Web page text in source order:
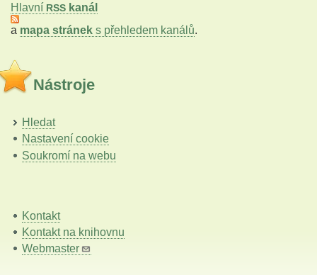
Hlavní RSS kanál
a mapa stránek s přehledem kanálů.
Nástroje
Hledat
Nastavení cookie
Soukromí na webu
Kontakt
Kontakt na knihovnu
Webmaster